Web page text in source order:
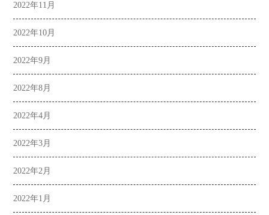
2022年11月
2022年10月
2022年9月
2022年8月
2022年4月
2022年3月
2022年2月
2022年1月